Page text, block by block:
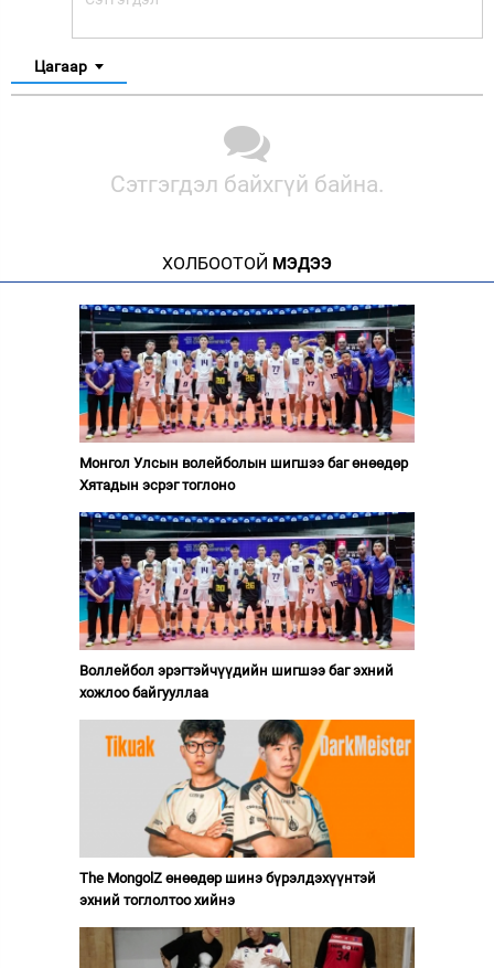
Цагаар
Сэтгэгдэл байхгүй байна.
ХОЛБООТОЙ МЭДЭЭ
Монгол Улсын волейболын шигшээ баг өнөөдөр
Хятадын эсрэг тоглоно
Воллейбол эрэгтэйчүүдийн шигшээ баг эхний
хожлоо байгууллаа
The MongolZ өнөөдөр шинэ бүрэлдэхүүнтэй
эхний тоглолтоо хийнэ